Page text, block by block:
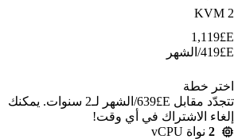
KVM 2
E£
1,119
E£
419/الشهر
اختر خطة
تتجدّد مقابل E£⁦639⁩/الشهر لـ2 سنوات. يمكنك
إلغاء الاشتراك في أي وقت!
2 نواة vCPU